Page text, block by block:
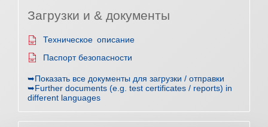
Загрузки и & документы
Техническое описание
Паспорт безопасности
➥Показать все документы для загрузки / отправки
➥Further documents (e.g. test certificates / reports) in
different languages